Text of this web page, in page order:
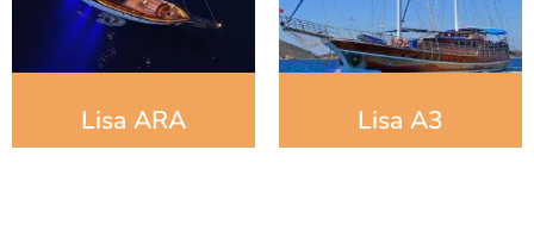
Lisa ARA Lisa A3